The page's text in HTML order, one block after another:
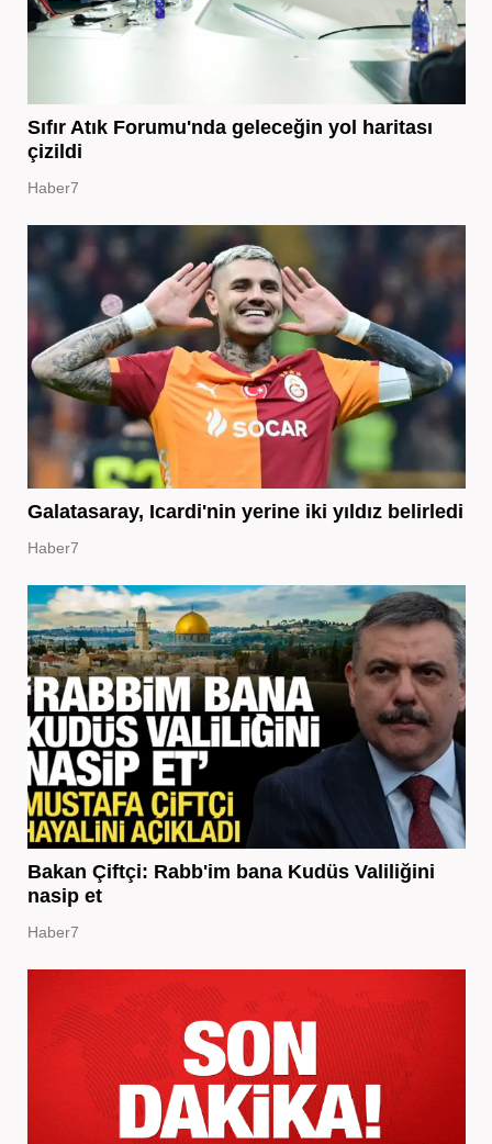
Sıfır Atık Forumu'nda geleceğin yol haritası
çizildi
Haber7
Galatasaray, Icardi'nin yerine iki yıldız belirledi
Haber7
Bakan Çiftçi: Rabb'im bana Kudüs Valiliğini
nasip et
Haber7